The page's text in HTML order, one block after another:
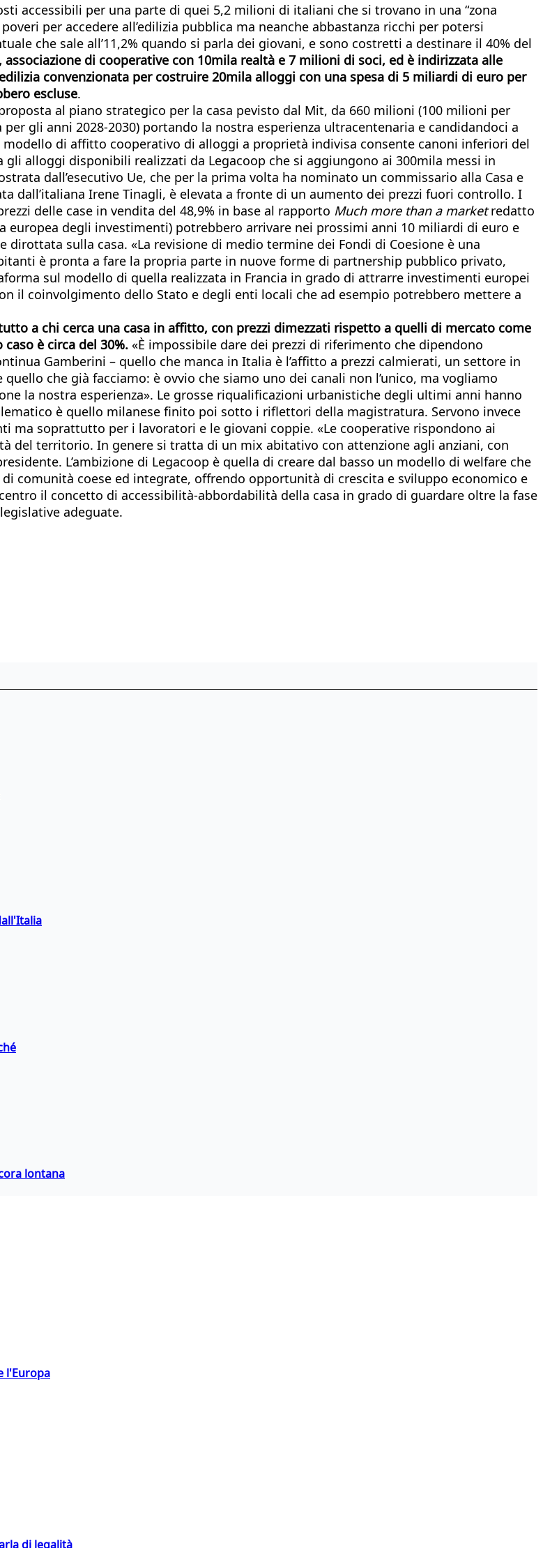
accessibili per una parte di quei 5,2 milioni di italiani che si trovano in una “zona
per accedere all’edilizia pubblica ma neanche abbastanza ricchi per potersi
che sale all’11,2% quando si parla dei giovani, e sono costretti a destinare il 40% del
associazione di cooperative con 10mila realtà e 7 milioni di soci, ed è indirizzata alle
convenzionata per costruire 20mila alloggi con una spesa di 5 miliardi di euro per
escluse.
al piano strategico per la casa pevisto dal Mit, da 660 milioni (100 milioni per
gli anni 2028-2030) portando la nostra esperienza ultracentenaria e candidandoci a
di affitto cooperativo di alloggi a proprietà indivisa consente canoni inferiori del
alloggi disponibili realizzati da Legacoop che si aggiungono ai 300mila messi in
dall’esecutivo Ue, che per la prima volta ha nominato un commissario alla Casa e
dall’italiana Irene Tinagli, è elevata a fronte di un aumento dei prezzi fuori controllo. I
delle case in vendita del 48,9% in base al rapporto Much more than a marketredatto
europea degli investimenti) potrebbero arrivare nei prossimi anni 10 miliardi di euro e
sulla casa. «La revisione di medio termine dei Fondi di Coesione è una
è pronta a fare la propria parte in nuove forme di partnership pubblico privato,
sul modello di quella realizzata in Francia in grado di attrarre investimenti europei
il coinvolgimento dello Stato e degli enti locali che ad esempio potrebbero mettere a
a chi cerca una casa in affitto, con prezzi dimezzati rispetto a quelli di mercato come
è circa del 30%. «È impossibile dare dei prezzi di riferimento che dipendono
Gamberini – quello che manca in Italia è l’affitto a prezzi calmierati, un settore in
che già facciamo: è ovvio che siamo uno dei canali non l’unico, ma vogliamo
la nostra esperienza». Le grosse riqualificazioni urbanistiche degli ultimi anni hanno
è quello milanese finito poi sotto i riflettori della magistratura. Servono invece
ma soprattutto per i lavoratori e le giovani coppie. «Le cooperative rispondono ai
del territorio. In genere si tratta di un mix abitativo con attenzione agli anziani, con
L’ambizione di Legacoop è quella di creare dal basso un modello di welfare che
comunità coese ed integrate, offrendo opportunità di crescita e sviluppo economico e
il concetto di accessibilità-abbordabilità della casa in grado di guardare oltre la fase
adeguate.
lontana
l'Europa
di legalità